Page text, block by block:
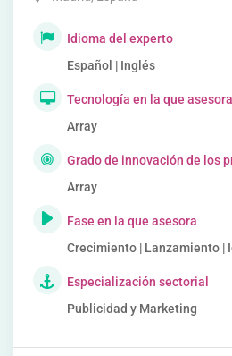
Idioma del experto
Español | Inglés
Tecnología en la que asesora
Array
Grado de innovación de los
Array
Fase en la que asesora
Crecimiento | Lanzamiento |
Especialización sectorial
Publicidad y Marketing